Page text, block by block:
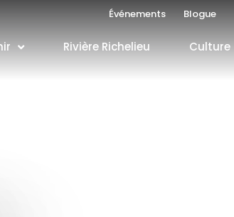
Événements Blogue
Rivière Richelieu Culture